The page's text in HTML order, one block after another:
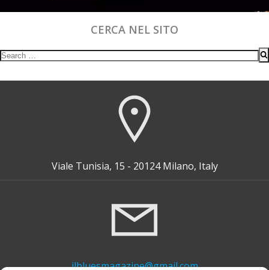
CERCA NEL SITO
Search
Viale Tunisia, 15 - 20124 Milano, Italy
ilbluesmagazine@gmail.com